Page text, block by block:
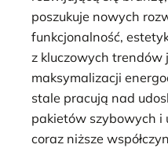
poszukuje nowych
funkcjonalność,
z kluczowych trendów
maksymalizacji
stale pracują nad
pakietów szybowych i
coraz niższe